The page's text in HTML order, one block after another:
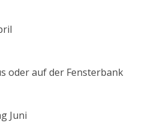
oder auf der Fensterbank
Juni